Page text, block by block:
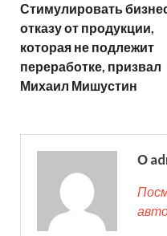
Стимулировать
отказу от продукции,
которая не подлежит
переработке, призвал
Михаил Мишустин
О